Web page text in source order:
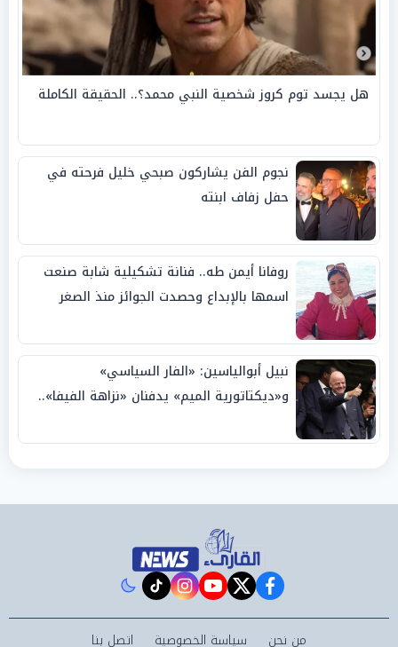
هل يجسد توم كروز شخصية النبي محمد؟.. الحقيقة الكاملة
نجوم الفن يشاركون صبحي خليل فرحته في
حفل زفاف ابنته
روفانا أيمن طه.. فنانة تشكيلية شابة صنعت
اسمها بالإبداع وحصدت الجوائز منذ الصغر
نبيل أبوالياسين: «الفار السياسي»
و«ديكتاتورية الميم» يدفنان «نزاهة الفيفا»..
facebook
twitter
youtube
instagram
tiktok
من نحن سياسة الخصوصية اتصل بنا